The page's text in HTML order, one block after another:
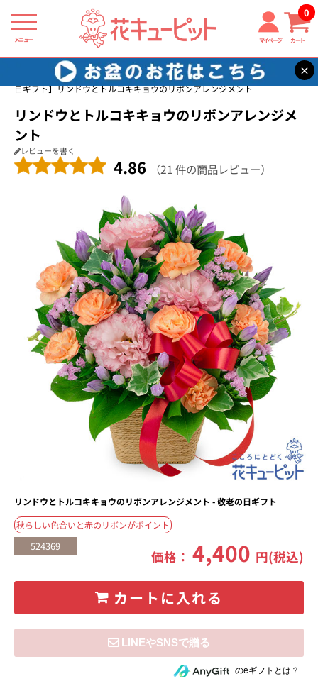
メニュー マイページ カート
0
×
花キューピット 敬老の日 花のギフト・プレゼント特集2026
【敬老の
日ギフト】リンドウとトルコキキョウのリボンアレンジメント
リンドウとトルコキキョウのリボンアレンジメ
ント
レビューを書く
4.86 （21 件の商品レビュー）
リンドウとトルコキキョウのリボンアレンジメント - 敬老の日ギフト
秋らしい色合いと赤のリボンがポイント
524369
価格：4,400 円(税込)
カートに入れる
住所を知らない相手にeギフトで贈るのeギフトとは？